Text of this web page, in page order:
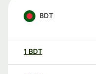
BDT
1 BDT